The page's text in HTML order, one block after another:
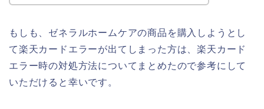
もしも、ゼネラルホームケアの商品を購入しようとし
て楽天カードエラーが出てしまった方は、楽天カード
エラー時の対処方法についてまとめたので参考にして
いただけると幸いです。